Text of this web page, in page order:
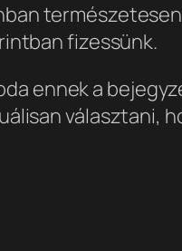
fizessünk.
ennek a
választani,